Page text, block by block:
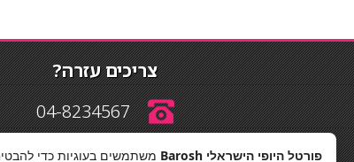
צריכים עזרה?
04-8234567
פורטל היופי הישראלי Barosh
משתמשים בעוגיות כדי